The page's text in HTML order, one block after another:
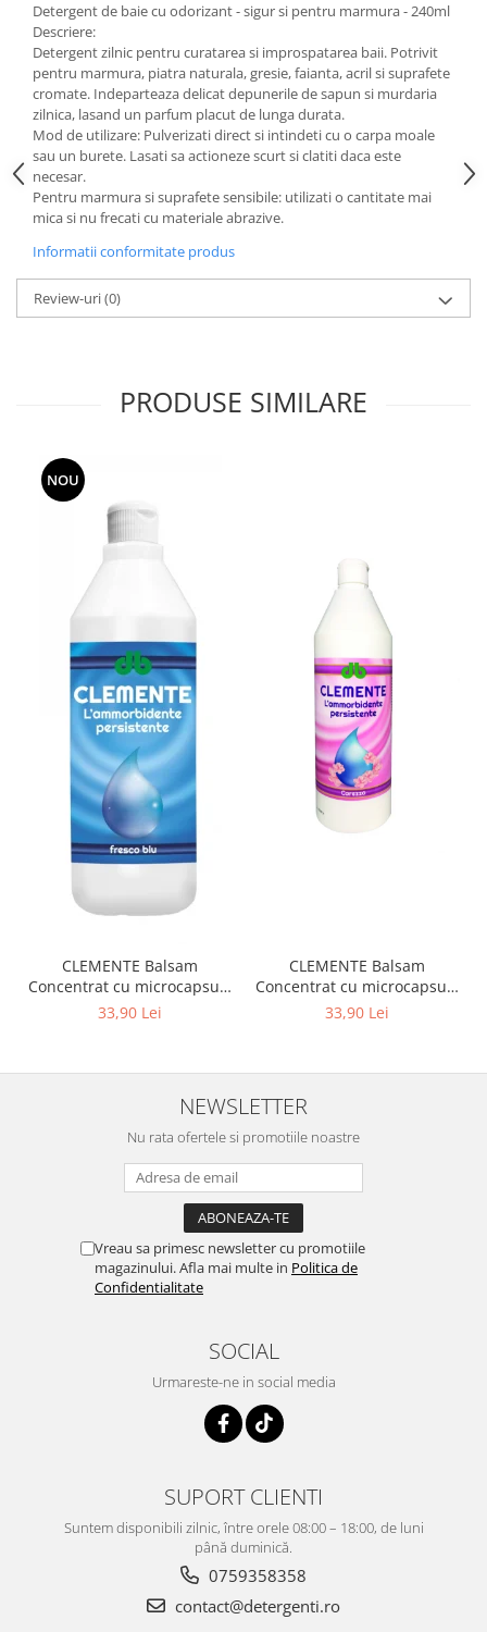
suprafete
Cristale Aspirator
Laveta magica
Maturi, mopuri si galeti
Solutii Antimucegai
Manusi
Rezerva mop
Solutie anticalcar pentru cafetiere
Solutie curatare aparatura
electronica
Solutie multisuprafete
Detergent de baie cu odorizant - sigur si pentru marmura - 240ml
Descriere:
Detergent zilnic pentru curatarea si improspatarea baii. Potrivit
pentru marmura, piatra naturala, gresie, faianta, acril si suprafete
cromate. Indeparteaza delicat depunerile de sapun si murdaria
zilnica, lasand un parfum placut de lunga durata.
Mod de utilizare: Pulverizati direct si intindeti cu o carpa moale
sau un burete. Lasati sa actioneze scurt si clatiti daca este
necesar.
Pentru marmura si suprafete sensibile: utilizati o cantitate mai
mica si nu frecati cu materiale abrazive.
Informatii conformitate produs
Review-uri(0)
PRODUSE SIMILARE
NOU
CLEMENTE Balsam
Concentrat cu microcapsule
Fresco Blu 1L
33,90 Lei
CLEMENTE Balsam
Concentrat cu microcapsule
Carezza 1L
33,90 Lei
NEWSLETTER
Nu rata ofertele si promotiile noastre
Vreau sa primesc newsletter cu promotiile
magazinului. Afla mai multe in Politica de
Confidentialitate
SOCIAL
Urmareste-ne in social media
SUPORT CLIENTI
Suntem disponibili zilnic, între orele 08:00 – 18:00, de luni
până duminică.
0759358358
contact@detergenti.ro